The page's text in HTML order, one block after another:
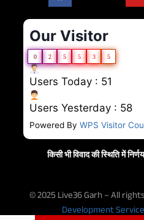
Our Visitor
0 2 5 5 3 5
Users Today : 51
Users Yesterday : 58
Powered By WPS Visitor
किसी भी विवाद की स्थिति में
© 2025 Live36 Garh – All
Development